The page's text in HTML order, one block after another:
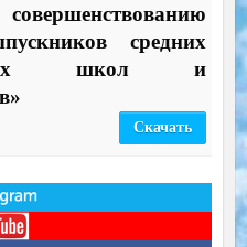
средних
школ и
Скачать